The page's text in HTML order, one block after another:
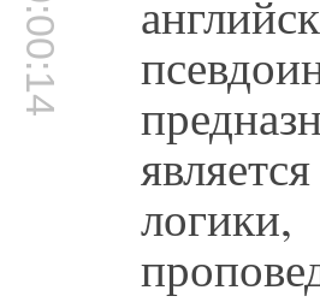
00:00:14